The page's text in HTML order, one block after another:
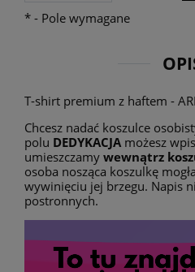
* - Pole wymagane
T-shirt premium z haftem -
Chcesz nadać koszulce
polu DEDYKACJA możesz
umieszczamy wewnątrz
osoba nosząca koszulkę
wywinięciu jej brzegu. Napis
postronnych.